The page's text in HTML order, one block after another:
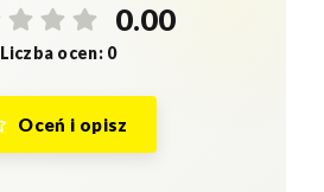
0.00
Liczba ocen: 0
Oceń i opisz